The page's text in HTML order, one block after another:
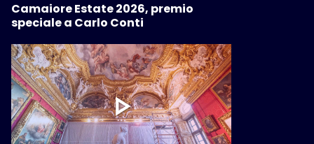
Camaiore Estate 2026, premio
speciale a Carlo Conti